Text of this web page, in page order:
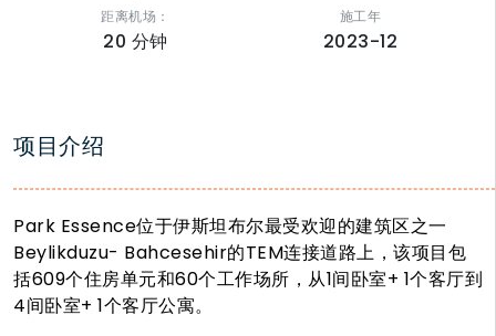
距离机场：
20 分钟
施工年
2023-12
项目介绍
Park Essence位于伊斯坦布尔最受欢迎的建筑区之一
Beylikduzu- Bahcesehir的TEM连接道路上，该项目包
括609个住房单元和60个工作场所，从1间卧室+ 1个客厅到
4间卧室+ 1个客厅公寓。